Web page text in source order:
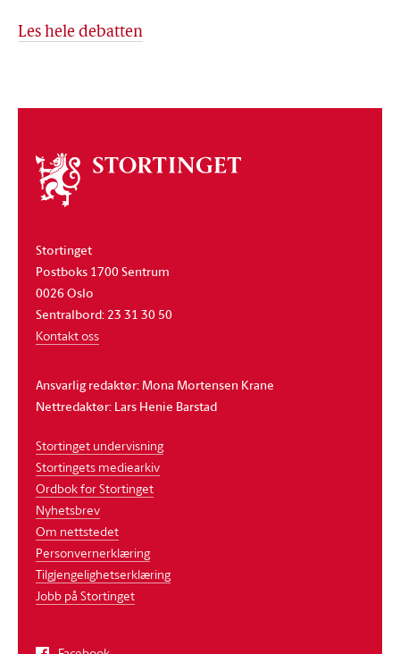
Les hele debatten
Om
stortinget
Stortinget
Postboks 1700 Sentrum
0026 Oslo
Sentralbord: 23 31 30 50
Kontakt oss
Ansvarlig redaktør: Mona Mortensen Krane
Nettredaktør: Lars Henie Barstad
Stortinget undervisning
Stortingets mediearkiv
Ordbok for Stortinget
Nyhetsbrev
Om nettstedet
Personvernerklæring
Tilgjengelighetserklæring
Jobb på Stortinget